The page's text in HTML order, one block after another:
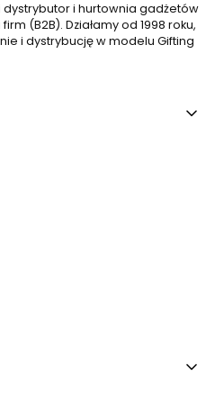
i hurtownia gadżetów
(B2B). Działamy od 1998 roku,
i dystrybucję w modelu Gifting